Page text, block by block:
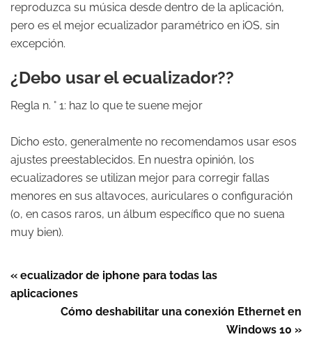
reproduzca su música desde dentro de la aplicación,
pero es el mejor ecualizador paramétrico en iOS, sin
excepción.
¿Debo usar el ecualizador??
Regla n. ° 1: haz lo que te suene mejor
Dicho esto, generalmente no recomendamos usar esos
ajustes preestablecidos. En nuestra opinión, los
ecualizadores se utilizan mejor para corregir fallas
menores en sus altavoces, auriculares o configuración
(o, en casos raros, un álbum específico que no suena
muy bien).
« ecualizador de iphone para todas las
aplicaciones
Cómo deshabilitar una conexión Ethernet en
Windows 10 »